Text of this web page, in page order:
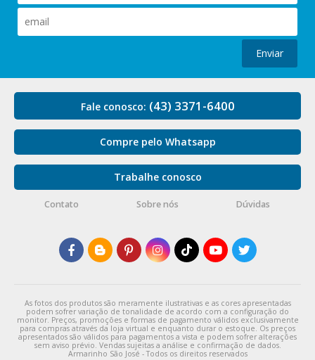
Enviar
Fale conosco: (43) 3371-6400
Compre pelo Whatsapp
Trabalhe conosco
Contato Sobre nós Dúvidas
As fotos dos produtos são meramente ilustrativas e as cores apresentadas
podem sofrer variação de tonalidade de acordo com a configuração do
monitor. Preços, promoções e formas de pagamento válidos exclusivamente
para compras através da loja virtual e enquanto durar o estoque. Os preços
apresentados são válidos para pagamentos a vista e podem sofrer alterações
sem aviso prévio. Vendas sujeitas a análise e confirmação de dados.
Armarinho São José - Todos os direitos reservados